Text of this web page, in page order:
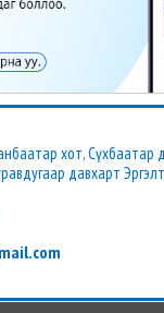
хот, Сүхбаатар
давхарт